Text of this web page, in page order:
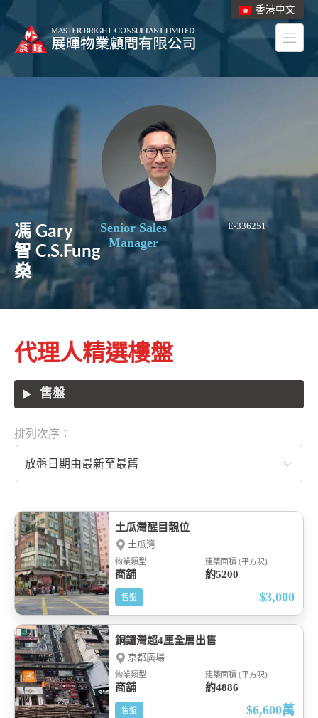
馮
智
燊
Gary
C.S.Fung
Senior Sales
Manager
E-336251
售盤
代理人精選樓盤
排列次序：
放盤日期由最新至最舊
土瓜灣醒目靚位
土瓜灣
物業類型
商舖
建築面積 (平方呎)
約5200
售盤 $3,000
銅鑼灣超4厘全層出售
京都廣場
物業類型
商舖
建築面積 (平方呎)
約4886
售盤 $6,600萬
香港中文